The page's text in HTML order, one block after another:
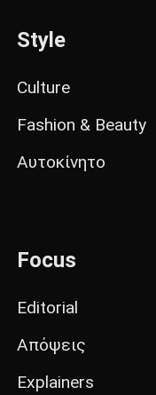
Style
Culture
Fashion & Beauty
Αυτοκίνητο
Focus
Editorial
Απόψεις
Explainers